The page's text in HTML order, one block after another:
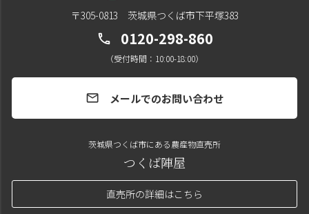
〒305-0813 茨城県つくば市下平塚383
call 0120-298-860
（受付時間：10:00-18:00）
mail メールでのお問い合わせ
茨城県つくば市にある農産物直売所
つくば陣屋
直売所の詳細はこちら